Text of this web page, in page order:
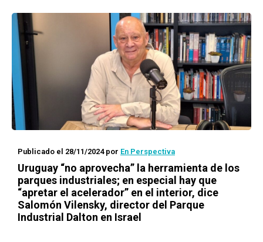
Publicado el 28/11/2024por En Perspectiva
Uruguay “no aprovecha” la herramienta de los
parques industriales; en especial hay que
“apretar el acelerador” en el interior, dice
Salomón Vilensky, director del Parque
Industrial Dalton en Israel